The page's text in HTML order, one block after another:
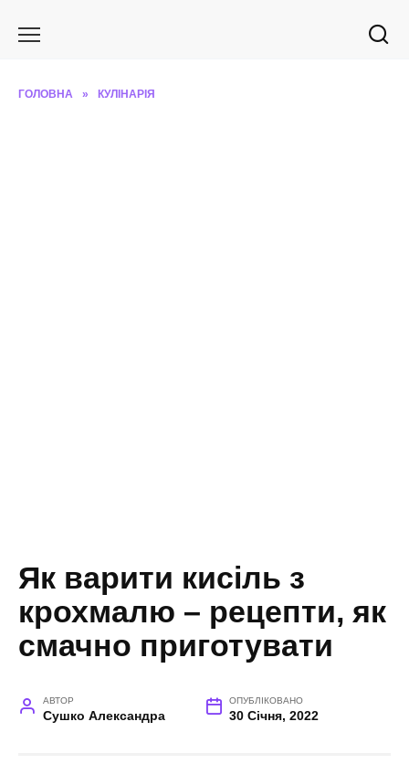
ГОЛОВНА » КУЛІНАРІЯ
Як варити кисіль з
крохмалю – рецепти, як
смачно приготувати
АВТОР
Сушко Александра
ОПУБЛІКОВАНО
30 Січня, 2022